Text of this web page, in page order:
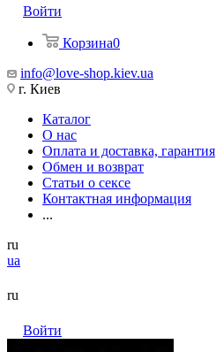
Войти
Корзина0
info@love-shop.kiev.ua
г. Киев
Каталог
О нас
Оплата и доставка, гарантия
Обмен и возврат
Статьи о сексе
Контактная информация
...
ru
ua
ru
Войти